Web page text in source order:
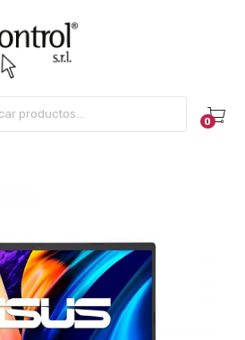
0